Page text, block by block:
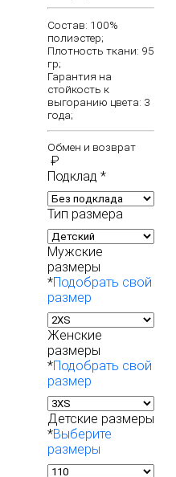
Состав: 100%
полиэстер;
Плотность ткани: 95
гр;
Гарантия на
стойкость к
выгоранию цвета: 3
года;
Обмен и возврат
₽
Подклад *
Тип размера
Мужские
размеры
*Подобрать свой
размер
Женские
размеры
*Подобрать свой
размер
Детские размеры
*Выберите
размеры